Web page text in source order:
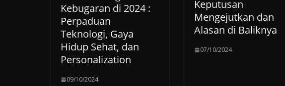
Kebugaran di 2024 :
Perpaduan
Teknologi, Gaya
Hidup Sehat, dan
Personalization
09/10/2024
Keputusan
Mengejutkan dan
Alasan di Baliknya
07/10/2024